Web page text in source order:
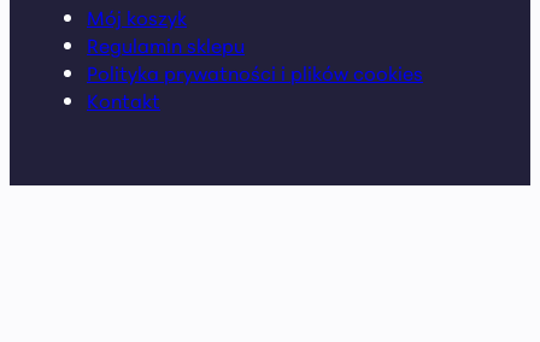
Mój koszyk
Regulamin sklepu
Polityka prywatności i plików cookies
Kontakt